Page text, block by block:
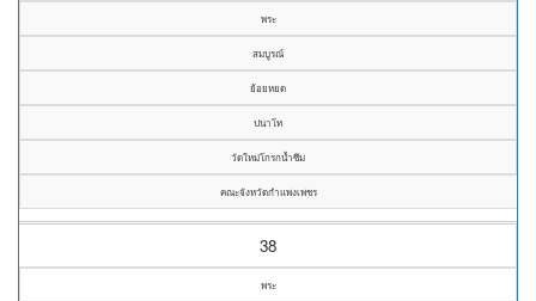
พระ
สมบูรณ์
ย้อยหยด
ปนาโท
วัดใหม่โกรกน้ำซึม
คณะจังหวัดกำแพงเพชร
38
พระ